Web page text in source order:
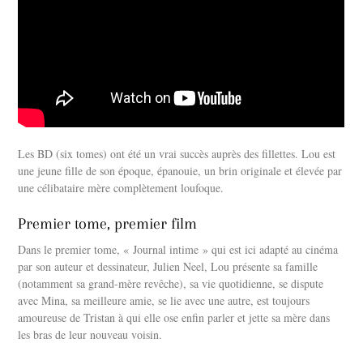
Les BD (six tomes) ont été un vrai succès auprès des fillettes. Lou est
une jeune fille de son époque, épanouie, un brin originale et élevée par
une célibataire mère complètement loufoque.
Premier tome, premier film
Dans le premier tome, « Journal intime » qui est ici adapté au cinéma
par son auteur et dessinateur, Julien Neel, Lou présente sa famille
(notamment sa grand-mère revêche), sa vie quotidienne, se dispute
avec Mina, sa meilleure amie, se lie avec une autre, est toujours
amoureuse de Tristan à qui elle ose enfin parler et jette sa mère dans
les bras de leur nouveau voisin.